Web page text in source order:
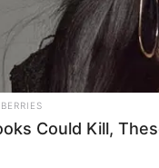
Could Kill,